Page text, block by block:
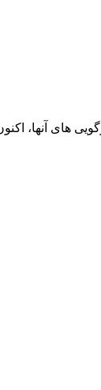
های آنها،